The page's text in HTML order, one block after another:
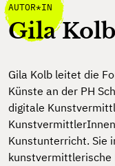
AUTOR*IN
Gila Kolb
Gila Kolb leitet die
Künste an der PH
digitale
Kunstunterricht. Sie
kunstvermittlerische